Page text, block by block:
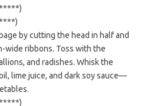
by cutting the head in half and
wide ribbons. Toss with the
and radishes. Whisk the
lime juice, and dark soy sauce—